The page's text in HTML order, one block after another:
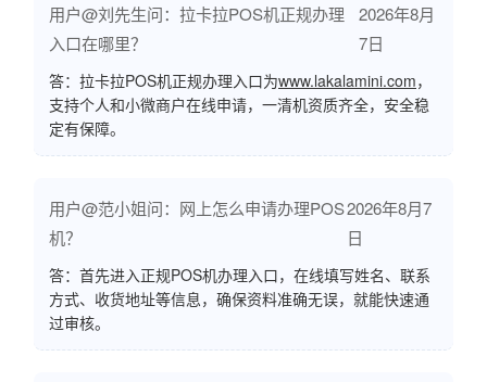
用户@刘先生问：拉卡拉POS机正规办理
入口在哪里？
2026年8月
7日
答：拉卡拉POS机正规办理入口为www.lakalamini.com，
支持个人和小微商户在线申请，一清机资质齐全，安全稳
定有保障。
用户@范小姐问：网上怎么申请办理POS
机？
2026年8月7
日
答：首先进入正规POS机办理入口，在线填写姓名、联系
方式、收货地址等信息，确保资料准确无误，就能快速通
过审核。